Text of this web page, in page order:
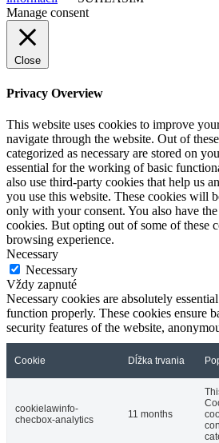
Manage consent
Close
Privacy Overview
This website uses cookies to improve
navigate through the website. Out of
categorized as necessary are stored on
essential for the working of basic
also use third-party cookies that help us
you use this website. These cookies will
only with your consent. You also have
cookies. But opting out of some of these
browsing experience.
Necessary
Necessary
Vždy zapnuté
Necessary cookies are absolutely
function properly. These cookies ensure
security features of the website,
Cookie Dĺžka trvania
cookielawinfo-
checbox-analytics
11 months